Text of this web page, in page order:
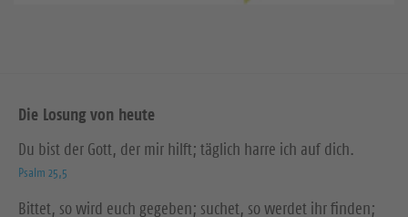
Die Losung von heute
Du bist der Gott, der mir hilft; täglich harre ich auf dich.
Psalm 25,5
Bittet, so wird euch gegeben; suchet, so werdet ihr finden;